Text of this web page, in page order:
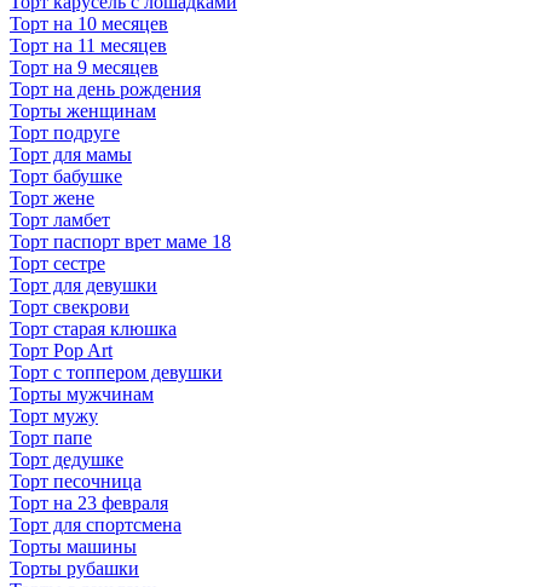
Торт на 10 месяцев
Торт на 11 месяцев
Торт на 9 месяцев
Торт на день рождения
Торты женщинам
Торт подруге
Торт для мамы
Торт бабушке
Торт жене
Торт ламбет
Торт паспорт врет маме 18
Торт сестре
Торт для девушки
Торт свекрови
Торт старая клюшка
Торт Pop Art
Торт с топпером девушки
Торты мужчинам
Торт мужу
Торт папе
Торт дедушке
Торт песочница
Торт на 23 февраля
Торт для спортсмена
Торты машины
Торты рубашки